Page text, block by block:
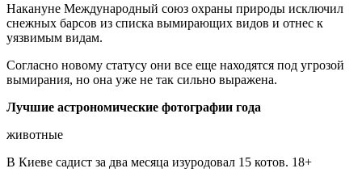
Накануне Международный союз охраны природы исключил
снежных барсов из списка вымирающих видов и отнес к
уязвимым видам.
Согласно новому статусу они все еще находятся под угрозой
вымирания, но она уже не так сильно выражена.
Лучшие астрономические фотографии года
животные
В Киеве садист за два месяца изуродовал 15 котов. 18+